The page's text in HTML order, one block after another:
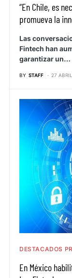
“En Chile, es
promueva la
Las
Fintech han
garantizar un…
BY STAFF 27
DESTACADOS
En México